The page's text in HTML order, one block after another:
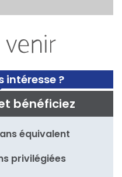
intéresse ?
bénéficiez
équivalent
privilégiées